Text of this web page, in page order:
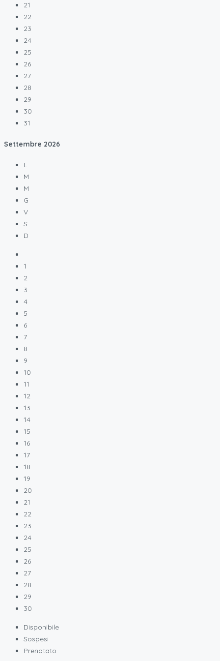
21
22
23
24
25
26
27
28
29
30
31
Settembre 2026
L
M
M
G
V
S
D
1
2
3
4
5
6
7
8
9
10
11
12
13
14
15
16
17
18
19
20
21
22
23
24
25
26
27
28
29
30
Disponibile
Sospesi
Prenotato